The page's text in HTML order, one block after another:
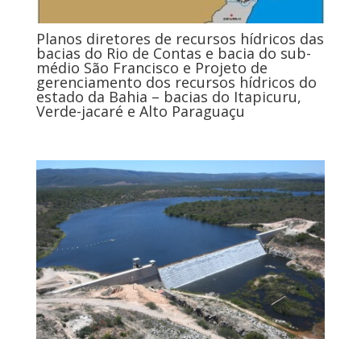
Planos diretores de recursos hídricos das
bacias do Rio de Contas e bacia do sub-
médio São Francisco e Projeto de
gerenciamento dos recursos hídricos do
estado da Bahia – bacias do Itapicuru,
Verde-jacaré e Alto Paraguaçu